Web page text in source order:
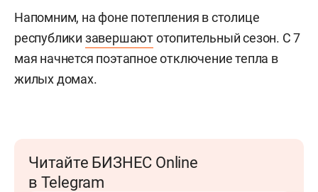
Напомним, на фоне потепления в столице
республики завершаютотопительный сезон. С 7
мая начнется поэтапное отключение тепла в
жилых домах.
Читайте БИЗНЕС Online
в Telegram